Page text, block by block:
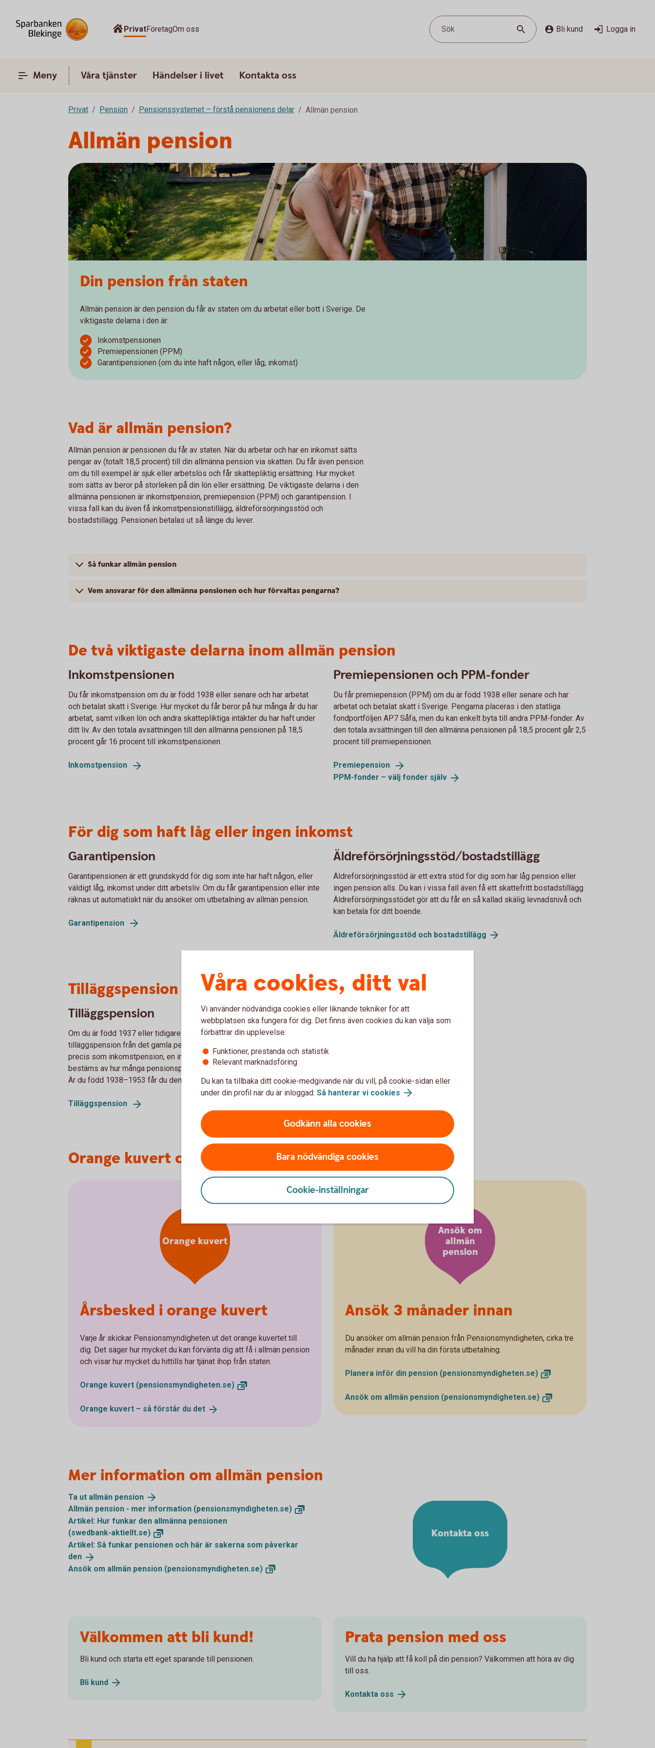
PrivatFöretagOm oss Sök Bli kund Logga in
Meny Våra tjänster Händelser i livet Kontakta oss
Privat Pension Pensionssystemet – förstå pensionens delar Allmän pension
Allmän pension
Din pension från staten
Allmän pension är den pension du får av staten om du arbetat eller bott i Sverige. De
viktigaste delarna i den är:
Inkomstpensionen
Premiepensionen (PPM)
Garantipensionen (om du inte haft någon, eller låg, inkomst)
Vad är allmän pension?
Allmän pension är pensionen du får av staten. När du arbetar och har en inkomst sätts
pengar av (totalt 18,5 procent) till din allmänna pension via skatten. Du får även pension
om du till exempel är sjuk eller arbetslös och får skattepliktig ersättning. Hur mycket
som sätts av beror på storleken på din lön eller ersättning. De viktigaste delarna i den
allmänna pensionen är inkomstpension, premiepension (PPM) och garantipension. I
vissa fall kan du även få inkomstpensionstillägg, äldreförsörjningsstöd och
bostadstillägg. Pensionen betalas ut så länge du lever.
Så funkar allmän pension
Vem ansvarar för den allmänna pensionen och hur förvaltas pengarna?
De två viktigaste delarna inom allmän pension
Inkomstpensionen
Du får inkomstpension om du är född 1938 eller senare och har arbetat
och betalat skatt i Sverige. Hur mycket du får beror på hur många år du har
arbetat, samt vilken lön och andra skattepliktiga intäkter du har haft under
ditt liv. Av den totala avsättningen till den allmänna pensionen på 18,5
procent går 16 procent till inkomstpensionen.
Inkomstpension
Premiepensionen och PPM-fonder
Du får premiepension (PPM) om du är född 1938 eller senare och har
arbetat och betalat skatt i Sverige. Pengarna placeras i den statliga
fondportföljen AP7 Såfa, men du kan enkelt byta till andra PPM-fonder. Av
den totala avsättningen till den allmänna pensionen på 18,5 procent går 2,5
procent till premiepensionen.
Premiepension
PPM-fonder – välj fonder själv
För dig som haft låg eller ingen inkomst
Garantipension
Garantipensionen är ett grundskydd för dig som inte har haft någon, eller
väldigt låg, inkomst under ditt arbetsliv. Om du får garantipension eller inte
räknas ut automatiskt när du ansöker om utbetalning av allmän pension.
Garantipension
Äldreförsörjningsstöd/bostadstillägg
Äldreförsörjningsstöd är ett extra stöd för dig som har låg pension eller
ingen pension alls. Du kan i vissa fall även få ett skattefritt bostadstillägg.
Äldreförsörjningsstödet gör att du får en så kallad skälig levnadsnivå och
kan betala för ditt boende.
Äldreförsörjningsstöd och bostadstillägg
Tilläggspension – för dig som är född 1937–1953
Tilläggspension
Om du är född 1937 eller tidigare består din allmänna pension av
tilläggspension från det gamla pensionssystemet. Tilläggspension är,
precis som inkomstpension, en inkomstgrundad pension. Hur hög den blir
bestäms av hur många pensionspoäng du har tjänat in under ditt arbetsliv.
Är du född 1938–1953 får du den som en del av din allmänna pension.
Tilläggspension
Orange kuvert och ansökan om utbetalning
Orange kuvert
Årsbesked i orange kuvert
Varje år skickar Pensionsmyndigheten ut det orange kuvertet till
dig. Det säger hur mycket du kan förvänta dig att få i allmän pension
och visar hur mycket du hittills har tjänat ihop från staten.
Orange kuvert (pensionsmyndigheten.se)
Orange kuvert – så förstår du det
Ansök om
allmän
pension
Ansök 3 månader innan
Du ansöker om allmän pension från Pensionsmyndigheten, cirka tre
månader innan du vill ha din första utbetalning.
Planera inför din pension (pensionsmyndigheten.se)
Ansök om allmän pension (pensionsmyndigheten.se)
Mer information om allmän pension
Ta ut allmän pension
Allmän pension - mer information (pensionsmyndigheten.se)
Artikel: Hur funkar den allmänna pensionen
(swedbank-aktiellt.se)
Artikel: Så funkar pensionen och här är sakerna som påverkar
den
Ansök om allmän pension (pensionsmyndigheten.se)
Kontakta oss
Välkommen att bli kund!
Bli kund och starta ett eget sparande till pensionen.
Bli kund
Prata pension med oss
Vill du ha hjälp att få koll på din pension? Välkommen att höra av dig
till oss.
Kontakta oss
Våra cookies, ditt val
Vi använder nödvändiga cookies eller liknande tekniker för att
webbplatsen ska fungera för dig. Det finns även cookies du kan välja som
förbättrar din upplevelse:
Funktioner, prestanda och statistik
Relevant marknadsföring
Du kan ta tillbaka ditt cookie-medgivande när du vill, på cookie-sidan eller
under din profil när du är inloggad. Så hanterar vi cookies .
Godkänn alla cookies
Bara nödvändiga cookies
Cookie-inställningar